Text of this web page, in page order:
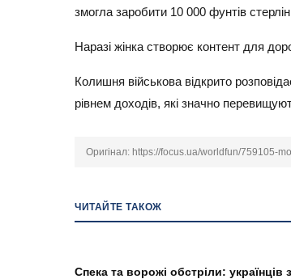
змогла заробити 10 000 фунтів
Наразі жінка створює контент для
Колишня військова відкрито
рівнем доходів, які значно
Оригінал: https://focus.ua/worldfun/759105-
ЧИТАЙТЕ ТАКОЖ
Спека та ворожі обстріли: